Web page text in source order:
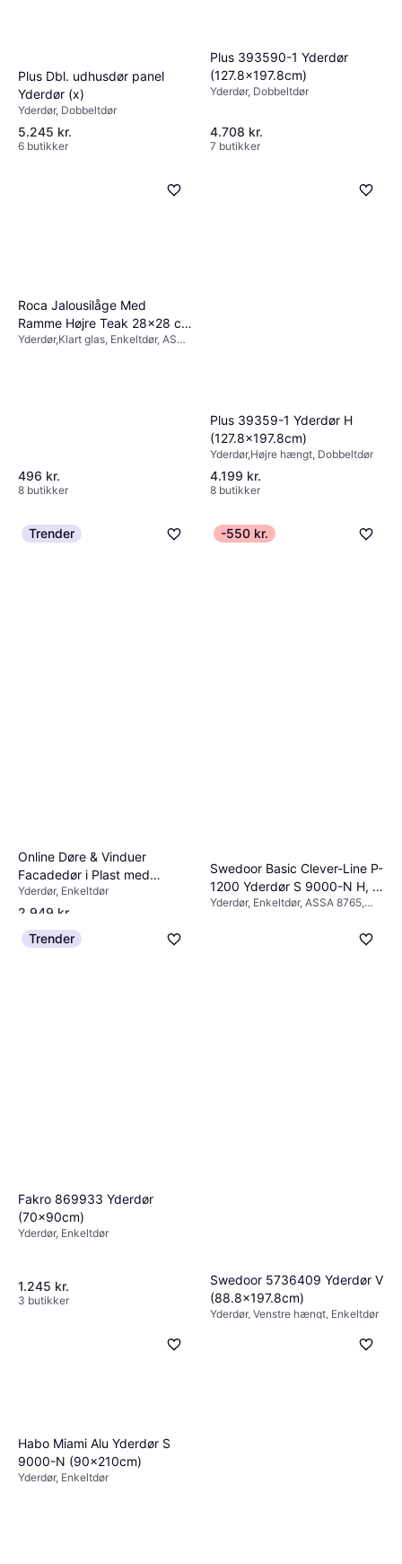
Plus Dbl. udhusdør panel
Yderdør (x)
Yderdør, Dobbeltdør
5.245 kr.
6 butikker
Plus 393590-1 Yderdør
(127.8x197.8cm)
Yderdør, Dobbeltdør
4.708 kr.
7 butikker
Roca Jalousilåge Med
Ramme Højre Teak 28x28 cm
Yderdør Klart glas
Yderdør,Klart glas, Enkeltdør, ASSA
496 kr.
8 butikker
Plus 39359-1 Yderdør H
(127.8x197.8cm)
Yderdør,Højre hængt, Dobbeltdør
4.199 kr.
8 butikker
Trender
Online Døre & Vinduer
Facadedør i Plast med
Vindue - Venstre Ind Yderdør
(89x212cm)
Yderdør, Enkeltdør
2.949 kr.
1 butik
-550 kr.
Swedoor Basic Clever-Line P-
1200 Yderdør S 9000-N H, V
(94.8x211.5cm)
Yderdør, Enkeltdør, ASSA 8765,
Trender
Fakro 869933 Yderdør
(70x90cm)
Yderdør, Enkeltdør
1.245 kr.
3 butikker
Swedoor 5736409 Yderdør V
(88.8x197.8cm)
Yderdør, Venstre hængt, Enkeltdør
Habo Miami Alu Yderdør S
9000-N (90x210cm)
Yderdør, Enkeltdør